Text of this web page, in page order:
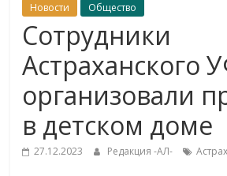
Новости Общество
Сотрудники
Астраханского
организовали
в детском доме
27.12.2023 Редакция -АЛ-